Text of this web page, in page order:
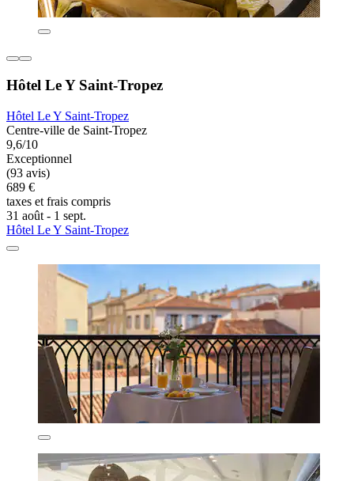
Hôtel Le Y Saint-Tropez
Hôtel Le Y Saint-Tropez
Centre-ville de Saint-Tropez
9,6/10
Exceptionnel
(93 avis)
689 €
taxes et frais compris
31 août - 1 sept.
Hôtel Le Y Saint-Tropez